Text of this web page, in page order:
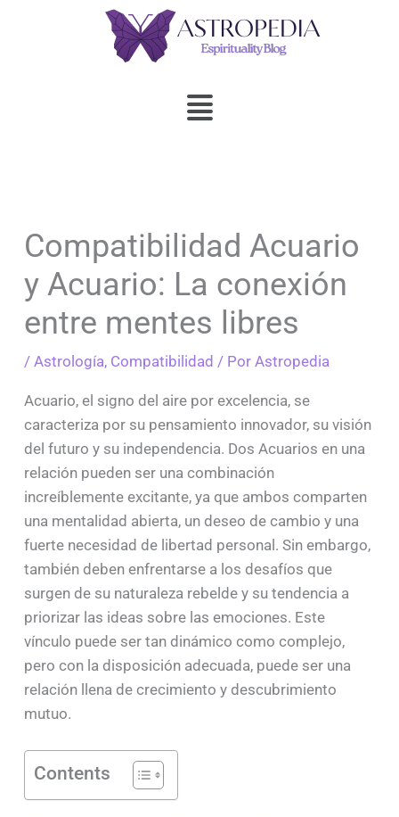
Menú
Compatibilidad Acuario
y Acuario: La conexión
entre mentes libres
/ Astrología, Compatibilidad / Por Astropedia
Acuario, el signo del aire por excelencia, se
caracteriza por su pensamiento innovador, su visión
del futuro y su independencia. Dos Acuarios en una
relación pueden ser una combinación
increíblemente excitante, ya que ambos comparten
una mentalidad abierta, un deseo de cambio y una
fuerte necesidad de libertad personal. Sin embargo,
también deben enfrentarse a los desafíos que
surgen de su naturaleza rebelde y su tendencia a
priorizar las ideas sobre las emociones. Este
vínculo puede ser tan dinámico como complejo,
pero con la disposición adecuada, puede ser una
relación llena de crecimiento y descubrimiento
mutuo.
Contents